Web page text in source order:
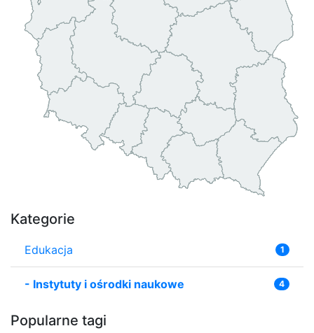
Kategorie
Edukacja 1
- Instytuty i ośrodki naukowe 4
Popularne tagi